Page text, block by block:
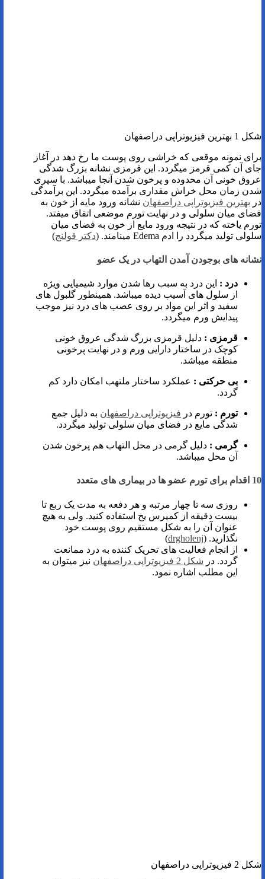
شکل 1 بهترین فیزیوتراپی دراصفهان
برای نمونه موقعی که خراشی روی پوست ما رخ دهد در آغاز
جای آن کمی قرمز میگردد. این قرمزی نشانه بزرگ شدگی
عروق خونی آن محدوده و پرخون شدن آنجا میباشد. با سپری
شدن زمان محل خراش مقداری برآمده میگردد. این برآمدگی
در بهترین فیزیوتراپی دراصفهان نشانه ورود مایه از خون به
فضای میان سلولی و در نهایت تورم موضعی اتفاق میفتد.
تورم یاخته که در نتیجه ورود مایع از خون به فضای میان
سلولی تولید میگردد را ادم Edema مینامند. (
دکتر قولنج)
نشانه های بوجودن آمدن التهاب در یک عضو
درد : این درد به سبب رها شدن موارد شیمیایی ویژه
از سلول های آسیب دیده میباشد. همینطور گلبول های
سفید و اثر این مواد بر روی عصب های درد نیز موجب
پیدایش ورم میگردد.
قرمزی : دلیل قرمزی بزرگ شدگی عروق خونی
کوچک در ساختار دارایی ورم و در نهایت پرخونی
منطقه میباشد.
بی حرکتی : عملکرد ساختار ملتهب امکان دارد کم
گردد.
تورم : تورم در فیزیوتراپی دراصفهان به دلیل جمع
شدگی مایع در فضای میان سلولی تولید میگردد.
گرمی : دلیل گرمی در محل التهاب هم پرخون شدن
آن محل میباشد.
10 اقدام برای تورم عضو ها در بیماری های متعدد
روزی سه تا چهار مرتبه و هر دفعه به مدت یک ربع تا
بیست دقیقه از کمپرس یخ استفاده کنید. ولی به هیچ
عنوان آن را به شکل مستقیم روی پوست خود
نگذارید. (drgholenj
)
از انجام فعالیت‌ های تحریک کننده به درد ممانعت
گردد. در شکل 2 فیزیوتراپی دراصفهان
نیز میتوان به
این مطلب اشاره نمود.
شکل 2 فیزیوتراپی دراصفهان